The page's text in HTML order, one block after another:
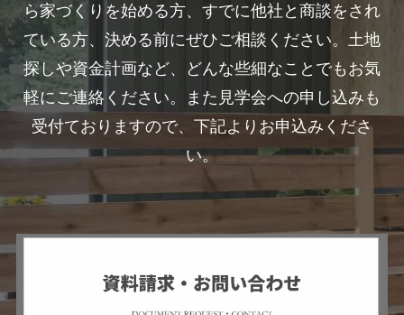
ら家づくりを始める方、すでに他社と商談をされ
ている方、決める前にぜひご相談ください。土地
探しや資金計画など、どんな些細なことでもお気
軽にご連絡ください。また見学会への申し込みも
受付ておりますので、下記よりお申込みくださ
い。